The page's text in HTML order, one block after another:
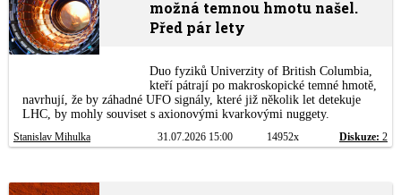
možná temnou hmotu našel.
Před pár lety
Duo fyziků Univerzity of British Columbia,
kteří pátrají po makroskopické temné hmotě,
navrhují, že by záhadné UFO signály, které již několik let detekuje
LHC, by mohly souviset s axionovými kvarkovými nuggety.
Stanislav Mihulka 31.07.2026 15:00 14952x Diskuze: 2